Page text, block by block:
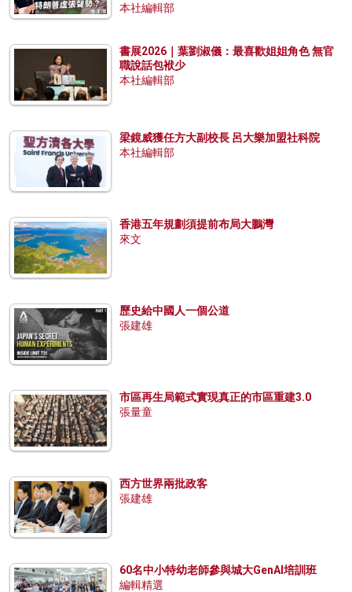
本社編輯部
書展2026｜葉劉淑儀：最喜歡姐姐角色 無官
職說話包袱少
本社編輯部
梁鏡威獲任方大副校長 呂大樂加盟社科院
本社編輯部
香港五年規劃須提前布局大鵬灣
來文
歷史給中國人一個公道
張建雄
市區再生局範式實現真正的市區重建3.0
張量童
西方世界兩批政客
張建雄
60名中小特幼老師參與城大GenAI培訓班
編輯精選